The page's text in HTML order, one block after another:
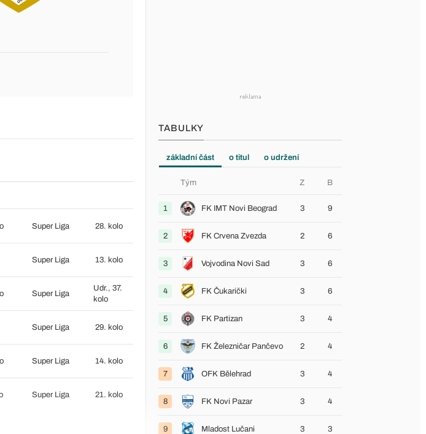
Super Liga 28. kolo
Super Liga 13. kolo
Super Liga
Udr., 37.
kolo
Super Liga 29. kolo
Super Liga 14. kolo
Super Liga 21. kolo
TABULKY
základní část o titul o udržení
Tým Z B
1 FK IMT Novi Beograd 3 9
2 FK Crvena Zvezda 2 6
3 Vojvodina Novi Sad 3 6
4 FK Čukarički 3 6
5 FK Partizan 3 4
6 FK Železničar Pančevo 2 4
7 OFK Bělehrad 3 4
8 FK Novi Pazar 3 4
9 Mladost Lučani 3 3